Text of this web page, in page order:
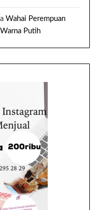
Wahai Perempuan
Putih